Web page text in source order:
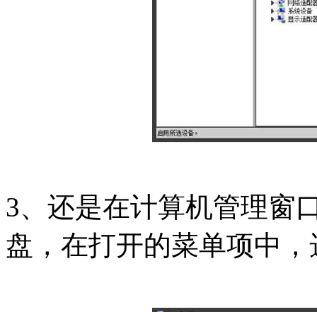
3、还是在计算机管理窗
盘，在打开的菜单项中